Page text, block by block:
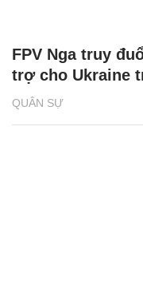
QUÂN SỰ
FPV Nga truy
trợ cho Ukraine